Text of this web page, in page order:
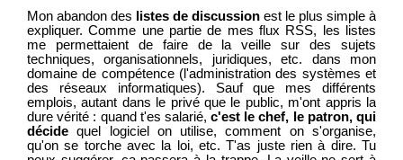
Mon abandon des listes de discussion est le plus simple à
expliquer. Comme une partie de mes flux RSS, les listes
me permettaient de faire de la veille sur des sujets
techniques, organisationnels, juridiques, etc. dans mon
domaine de compétence (l'administration des systèmes et
des réseaux informatiques). Sauf que mes différents
emplois, autant dans le privé que le public, m'ont appris la
dure vérité : quand t'es salarié,c'est le chef, le patron, qui
décide quel logiciel on utilise, comment on s'organise,
qu'on se torche avec la loi, etc. T'as juste rien à dire. Tu